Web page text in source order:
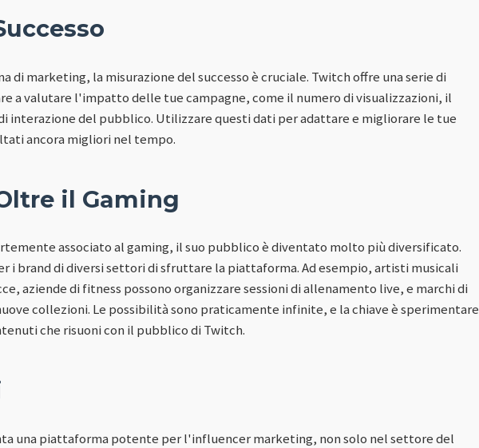
di marketing, la misurazione del successo è cruciale. Twitch offre una serie di
a valutare l'impatto delle tue campagne, come il numero di visualizzazioni, il
interazione del pubblico. Utilizzare questi dati per adattare e migliorare le tue
ancora migliori nel tempo.
il Gaming
associato al gaming, il suo pubblico è diventato molto più diversificato.
i brand di diversi settori di sfruttare la piattaforma. Ad esempio, artisti musicali
aziende di fitness possono organizzare sessioni di allenamento live, e marchi di
collezioni. Le possibilità sono praticamente infinite, e la chiave è sperimentare
che risuoni con il pubblico di Twitch.
una piattaforma potente per l'influencer marketing, non solo nel settore del